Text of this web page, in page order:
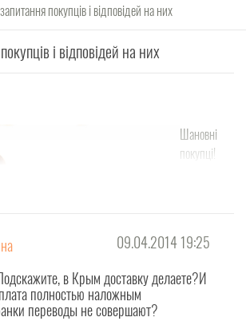
покупців і відповідей на них
і відповідей на них
Шановні
покупці!
Сандаль
створена
сторінка
09.04.2014 19:25
в Крым доставку делаете?И
полностью наложным
переводы не совершают?